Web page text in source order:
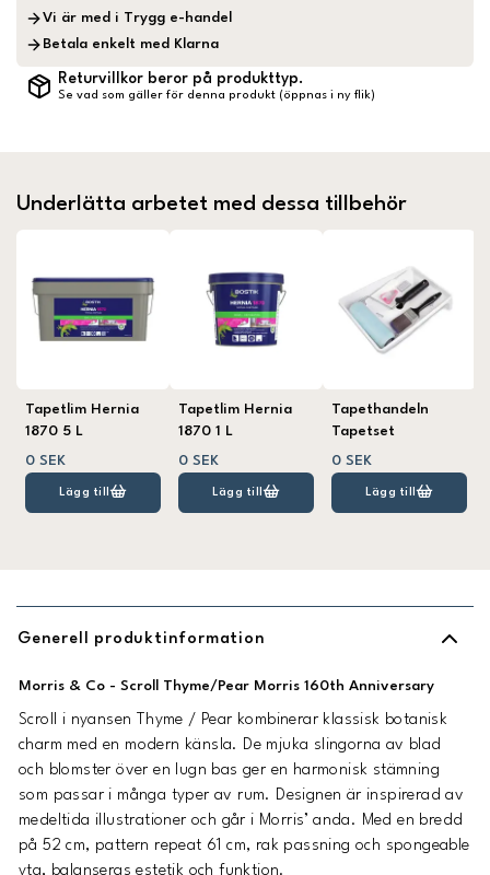
Vi är med i Trygg e-handel
Betala enkelt med Klarna
Returvillkor beror på produkttyp.
Se vad som gäller för denna produkt (öppnas i ny flik)
Underlätta arbetet med dessa tillbehör
Tapetlim Hernia
1870 5 L
0 SEK
Lägg till
Tapetlim Hernia
1870 1 L
0 SEK
Lägg till
Tapethandeln
Tapetset
0 SEK
Lägg till
Generell produktinformation
Morris & Co - Scroll Thyme/Pear Morris 160th Anniversary
Scroll i nyansen Thyme / Pear kombinerar klassisk botanisk
charm med en modern känsla. De mjuka slingorna av blad
och blomster över en lugn bas ger en harmonisk stämning
som passar i många typer av rum. Designen är inspirerad av
medeltida illustrationer och går i Morris’ anda. Med en bredd
på 52 cm, pattern repeat 61 cm, rak passning och spongeable
yta, balanseras estetik och funktion.